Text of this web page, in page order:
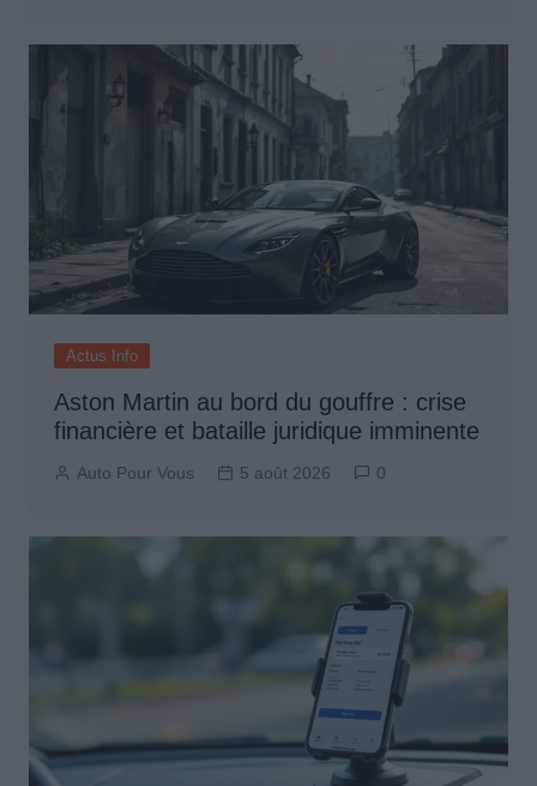
Actus Info
Aston Martin au bord du gouffre : crise
financière et bataille juridique imminente
Auto Pour Vous 5 août 2026 0